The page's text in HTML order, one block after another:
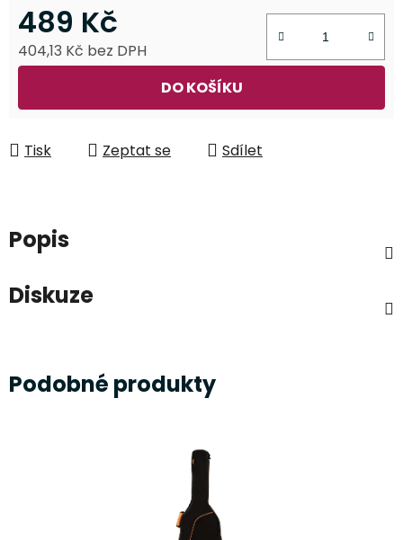
489 Kč
404,13 Kč bez DPH
DO KOŠÍKU
Tisk Zeptat se Sdílet
Popis
Diskuze
Podobné produkty